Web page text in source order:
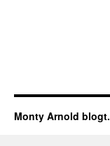
Monty Arnold blogt.